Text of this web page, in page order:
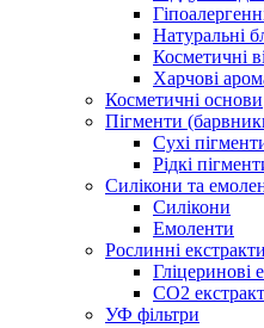
Натуральні
Косметичні
Харчові
Косметичні основи
Пігменти
Сухі
Рідкі
Силікони та
Силікони
Емоленти
Рослинні екстракти
Гліцеринові
СО2
УФ фільтри